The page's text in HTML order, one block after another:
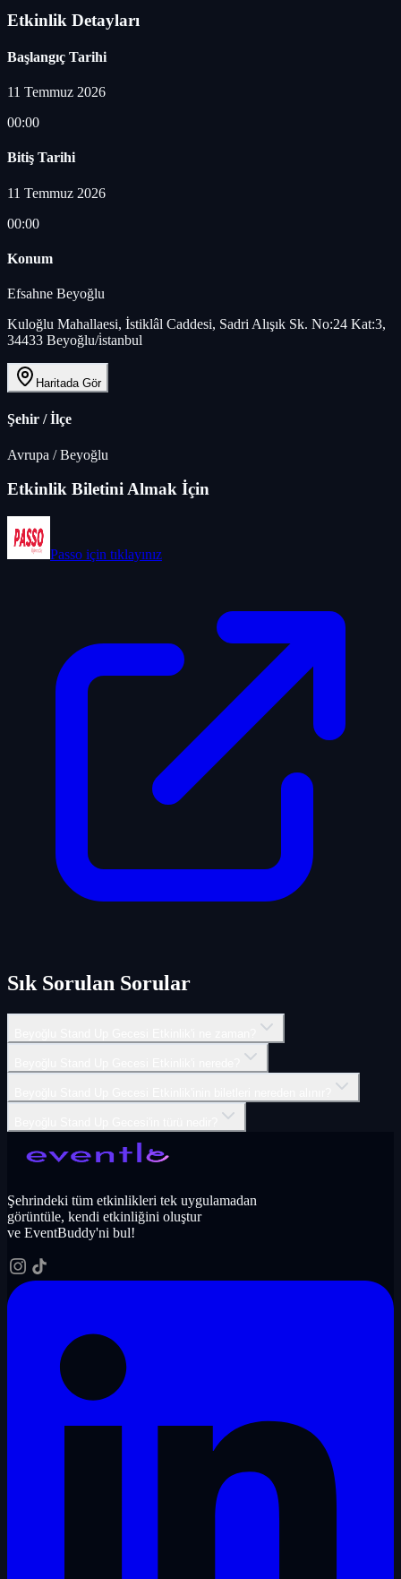
Etkinlik Detayları
Başlangıç Tarihi
11 Temmuz 2026
00:00
Bitiş Tarihi
11 Temmuz 2026
00:00
Konum
Efsahne Beyoğlu
Kuloğlu Mahallaesi, İstiklâl Caddesi, Sadri Alışık Sk. No:24 Kat:3,
34433 Beyoğlu/i̇stanbul
Haritada Gör
Şehir / İlçe
Avrupa /Beyoğlu
Etkinlik Biletini Almak İçin
Passo için tıklayınız
Sık Sorulan Sorular
Şehrindeki tüm etkinlikleri tek uygulamadan
görüntüle, kendi etkinliğini oluştur
ve EventBuddy'ni bul!